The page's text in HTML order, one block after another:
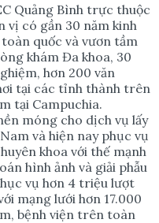
Quảng Bình trực thuộc
vị có gần 30 năm kinh
quốc và vươn tầm
khám Đa khoa, 30
hơn 200 văn
tại các tỉnh thành trên
tại Campuchia.
móng cho dịch vụ lấy
và hiện nay phục vụ
khoa với thế mạnh
hình ảnh và giải phẫu
vụ hơn 4 triệu lượt
mạng lưới hơn 17.000
bệnh viện trên toàn